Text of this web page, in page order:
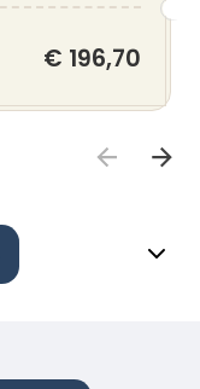
€ 196,70